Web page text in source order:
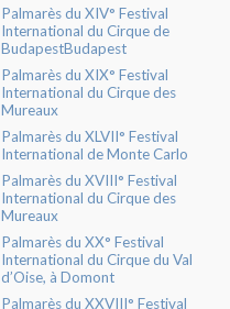
Palmarès du XIV° Festival
International du Cirque de
BudapestBudapest
Palmarès du XIX° Festival
International du Cirque des
Mureaux
Palmarès du XLVII° Festival
International de Monte Carlo
Palmarès du XVIII° Festival
International du Cirque des
Mureaux
Palmarès du XX° Festival
International du Cirque du Val
d’Oise, à Domont
Palmarès du XXVIII° Festival